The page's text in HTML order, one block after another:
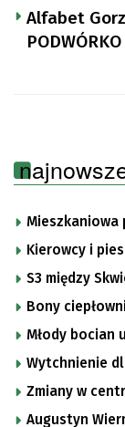
Alfabet
PODWÓRKO
Mieszkaniowa
Kierowcy i
S3 między
Bony
Młody bocian
Wytchnienie
Zmiany w
Augustyn